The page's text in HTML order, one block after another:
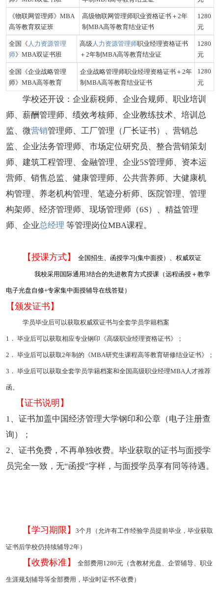
《物联网管理师》 MBA
高等教育双证班
高级物联网管理师职业资格证书＋2年
制MBA高等教育结业证书
1280
元
全国《 人力资源管理
师》 MBA双证书班
高级 人力资源管理师职业经理资格证书
＋2年制MBA高等教育结业证
1280
元
全国《企业战略管理
师》MBA高等教育
企业战略管理师职业经理资格证书＋2年
制MBA高等教育结业证书
1280
元
学校还开设：企业薪税师、企业合规师、职业培训
师、薪酬管理师、绩效考核师、企业教练技术、培训总
监、微营销管理师、工厂管理（厂长证书）、营销总
监、企业法务管理师、市场定位研究员、整合营销策划
师、建筑工程管理、金融管理、企业5S管理师、资本运
营师、销售总监、健康管理师、公共营养师、大健康机
构管理、养老机构管理、笔迹分析师、医院管理、管理
构架师、经济管理师、现场管理师（6S）、精益管理
师、企业总经理 等管理岗位MBA课程。
【授课方式】 全国招生、函授学习(集中面授）、权威双证
我校采用国际通用3结合的先进教育方式授课（远程函授＋教学
电子光盘自修+专家集中面授辅导在线答疑）
【颁发证书】
学员毕业后可以获取权威双证书与全套学员学籍档案
1． 毕业后可以获取相应专业钢印《高级职业经理资格证书》；
2． 毕业后可以获取2年制的《MBA研究生课程高等教育研修结业证书》；
3． 毕业后可以获取全套学员学籍档案和全国高级职业经理MBA人才推荐
函。
【证书说明】
1、证书加盖中国经济管理大学钢印和公章（电子注册查
询）；
2、证书免费，不再单独收费。毕业获取的证书与面授学
员完全一致，无“函授”字样，与面授学员享有同等待遇。
【学习期限】 3个月（允许有工作经验学员提前毕业，毕业获取
证书后学校仍持续辅导2年）
【收费标准】 全部费用1280元（含教材光盘、企管辅导、职业
生涯规划辅导等全部费用，毕业时证书不收费）